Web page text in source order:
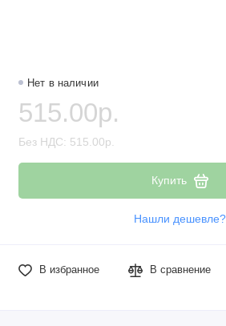
Нет в наличии
515.00р.
Без НДС: 515.00р.
Купить
Нашли дешевле?
В избранное В сравнение